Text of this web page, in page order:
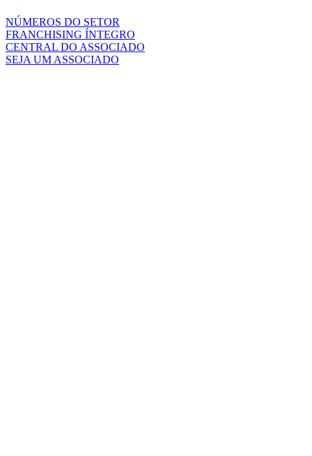
NÚMEROS DO SETOR
FRANCHISING ÍNTEGRO
CENTRAL DO ASSOCIADO
SEJA UM ASSOCIADO